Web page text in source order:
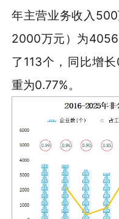
年主营业务收入
2000万元）为
了113个，同比增
重为0.77%。